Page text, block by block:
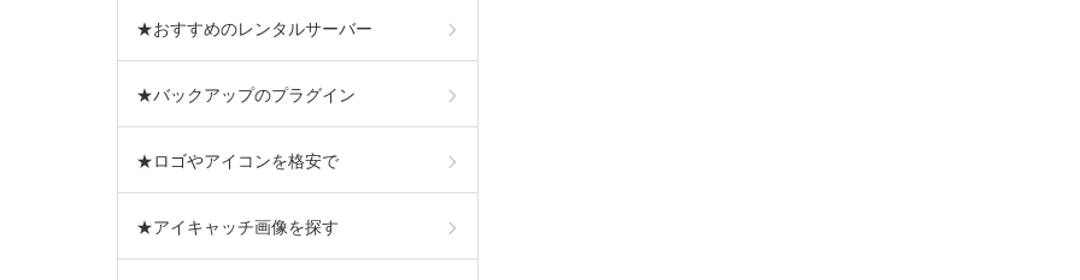
★おすすめのレンタルサーバー
★バックアップのプラグイン
★ロゴやアイコンを格安で
★アイキャッチ画像を探す